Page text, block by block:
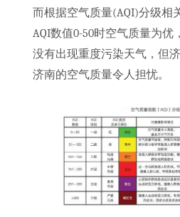
而根据空气质量(AQI)分级相
AQI数值0-50时空气质量为优
没有出现重度污染天气，但
济南的空气质量令人担忧。